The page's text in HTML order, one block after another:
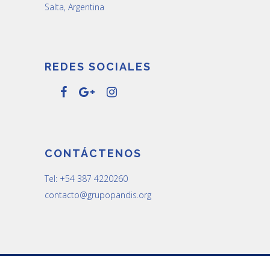
Salta, Argentina
REDES SOCIALES
CONTÁCTENOS
Tel: +54 387 4220260
contacto@grupopandis.org